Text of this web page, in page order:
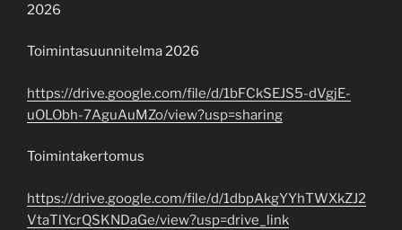
2026
Toimintasuunnitelma 2026
https://drive.google.com/file/d/1bFCkSEJS5-dVgjE-
uOLObh-7AguAuMZo/view?usp=sharing
Toimintakertomus
https://drive.google.com/file/d/1dbpAkgYYhTWXkZJ2
VtaTlYcrQSKNDaGe/view?usp=drive_link